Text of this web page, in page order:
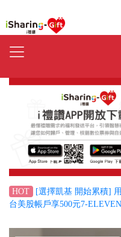
Previous
HOT
[選擇凱基 開始累積]
台美股帳戶享500元7-